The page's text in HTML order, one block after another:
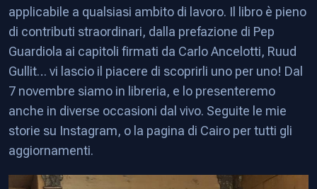
applicabile a qualsiasi ambito di lavoro. Il libro è pieno
di contributi straordinari, dalla prefazione di Pep
Guardiola ai capitoli firmati da Carlo Ancelotti, Ruud
Gullit… vi lascio il piacere di scoprirli uno per uno! Dal
7 novembre siamo in libreria, e lo presenteremo
anche in diverse occasioni dal vivo. Seguite le mie
storie su Instagram, o la pagina di Cairo per tutti gli
aggiornamenti.